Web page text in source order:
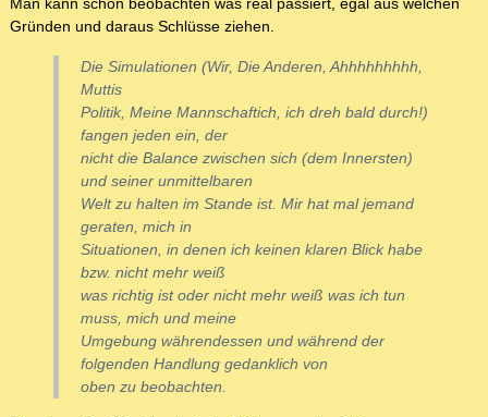
Man kann schon beobachten was real passiert, egal aus welchen
Gründen und daraus Schlüsse ziehen.
Die Simulationen (Wir, Die Anderen, Ahhhhhhhhh,
Muttis
Politik, Meine Mannschaftich, ich dreh bald durch!)
fangen jeden ein, der
nicht die Balance zwischen sich (dem Innersten)
und seiner unmittelbaren
Welt zu halten im Stande ist. Mir hat mal jemand
geraten, mich in
Situationen, in denen ich keinen klaren Blick habe
bzw. nicht mehr weiß
was richtig ist oder nicht mehr weiß was ich tun
muss, mich und meine
Umgebung währendessen und während der
folgenden Handlung gedanklich von
oben zu beobachten.